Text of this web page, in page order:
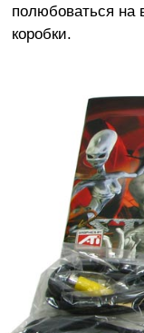
полюбоваться на
коробки.